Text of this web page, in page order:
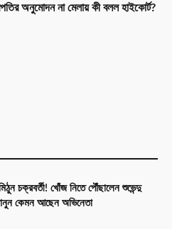
অনুমোদন না মেলায় কী বলল হাইকোর্ট?
চক্রবর্তী! খোঁজ নিতে পৌঁছালেন শুভেন্দু
কেমন আছেন অভিনেতা